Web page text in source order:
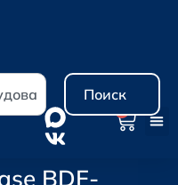
Поиск
BDF-